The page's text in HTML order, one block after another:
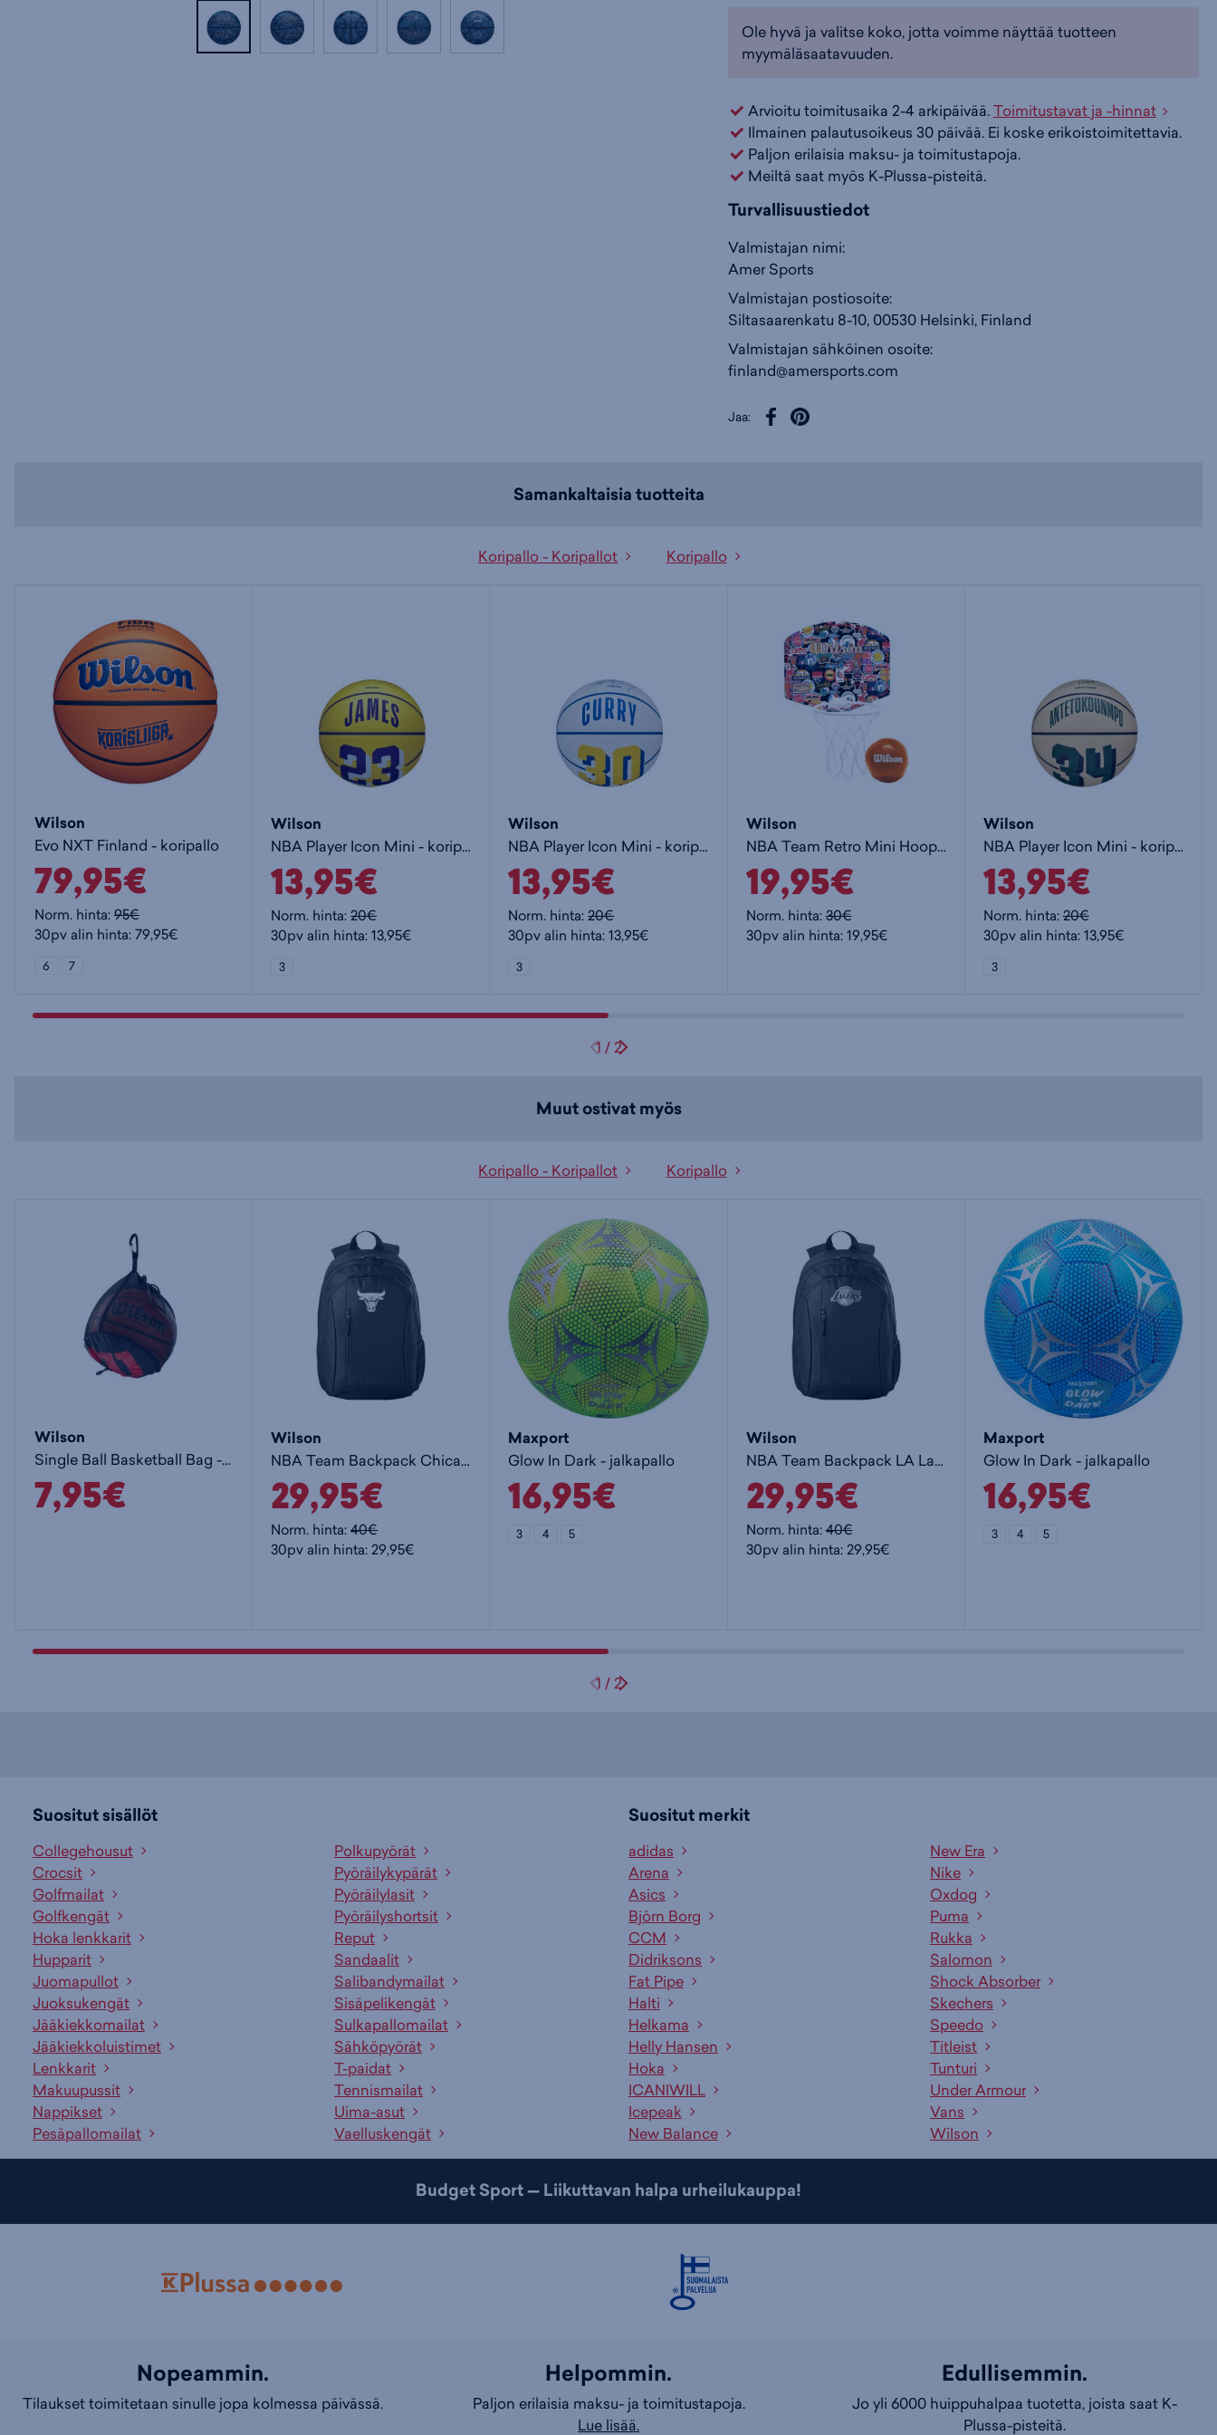
s s
Ole hyvä ja valitse koko, jotta voimme näyttää tuotteen
myymäläsaatavuuden.
Arvioitu toimitusaika 2-4 arkipäivää.Toimitustavat ja -hinnat
Ilmainen palautusoikeus 30 päivää. Ei koske erikoistoimitettavia.
Paljon erilaisia maksu- ja toimitustapoja.
Meiltä saat myös K-Plussa-pisteitä.
Turvallisuustiedot
Valmistajan nimi:
Amer Sports
Valmistajan postiosoite:
Siltasaarenkatu 8-10, 00530 Helsinki, Finland
Valmistajan sähköinen osoite:
finland@amersports.com
Jaa:
Samankaltaisia tuotteita
Koripallo - Koripallot Koripallo
Wilson
Evo NXT Finland - koripallo
79,95€
Norm. hinta:95€
30pv alin hinta: 79,95€
6 7
Wilson
NBA Player Icon Mini - koripallo
13,95€
Norm. hinta:20€
30pv alin hinta: 13,95€
3
Wilson
NBA Player Icon Mini - koripallo
13,95€
Norm. hinta:20€
30pv alin hinta: 13,95€
3
Wilson
NBA Team Retro Mini Hoop - koripallo
19,95€
Norm. hinta:30€
30pv alin hinta: 19,95€
Wilson
NBA Player Icon Mini - koripallo
13,95€
Norm. hinta:20€
30pv alin hinta: 13,95€
3
1 / 2
Muut ostivat myös
Koripallo - Koripallot Koripallo
Wilson
Single Ball Basketball Bag - pallokassi
7,95€
Wilson
NBA Team Backpack Chicago Bulls - pallokassi
29,95€
Norm. hinta:40€
30pv alin hinta: 29,95€
Maxport
Glow In Dark - jalkapallo
16,95€
3 4 5
Wilson
NBA Team Backpack LA Lakers - pallokassi
29,95€
Norm. hinta:40€
30pv alin hinta: 29,95€
Maxport
Glow In Dark - jalkapallo
16,95€
3 4 5
1 / 2
Suositut sisällöt
Collegehousut
Crocsit
Golfmailat
Golfkengät
Hoka lenkkarit
Hupparit
Juomapullot
Juoksukengät
Jääkiekkomailat
Jääkiekkoluistimet
Lenkkarit
Makuupussit
Nappikset
Pesäpallomailat
Polkupyörät
Pyöräilykypärät
Pyöräilylasit
Pyöräilyshortsit
Reput
Sandaalit
Salibandymailat
Sisäpelikengät
Sulkapallomailat
Sähköpyörät
T-paidat
Tennismailat
Uima-asut
Vaelluskengät
Suositut merkit
adidas
Arena
Asics
Björn Borg
CCM
Didriksons
Fat Pipe
Halti
Helkama
Helly Hansen
Hoka
ICANIWILL
Icepeak
New Balance
New Era
Nike
Oxdog
Puma
Rukka
Salomon
Shock Absorber
Skechers
Speedo
Titleist
Tunturi
Under Armour
Vans
Wilson
Budget Sport — Liikuttavan halpa urheilukauppa!
Nopeammin.
Tilaukset toimitetaan sinulle jopa kolmessa päivässä.
Helpommin.
Paljon erilaisia maksu- ja toimitustapoja.
Lue lisää.
Edullisemmin.
Jo yli 6000 huippuhalpaa tuotetta, joista saat K-
Plussa-pisteitä.